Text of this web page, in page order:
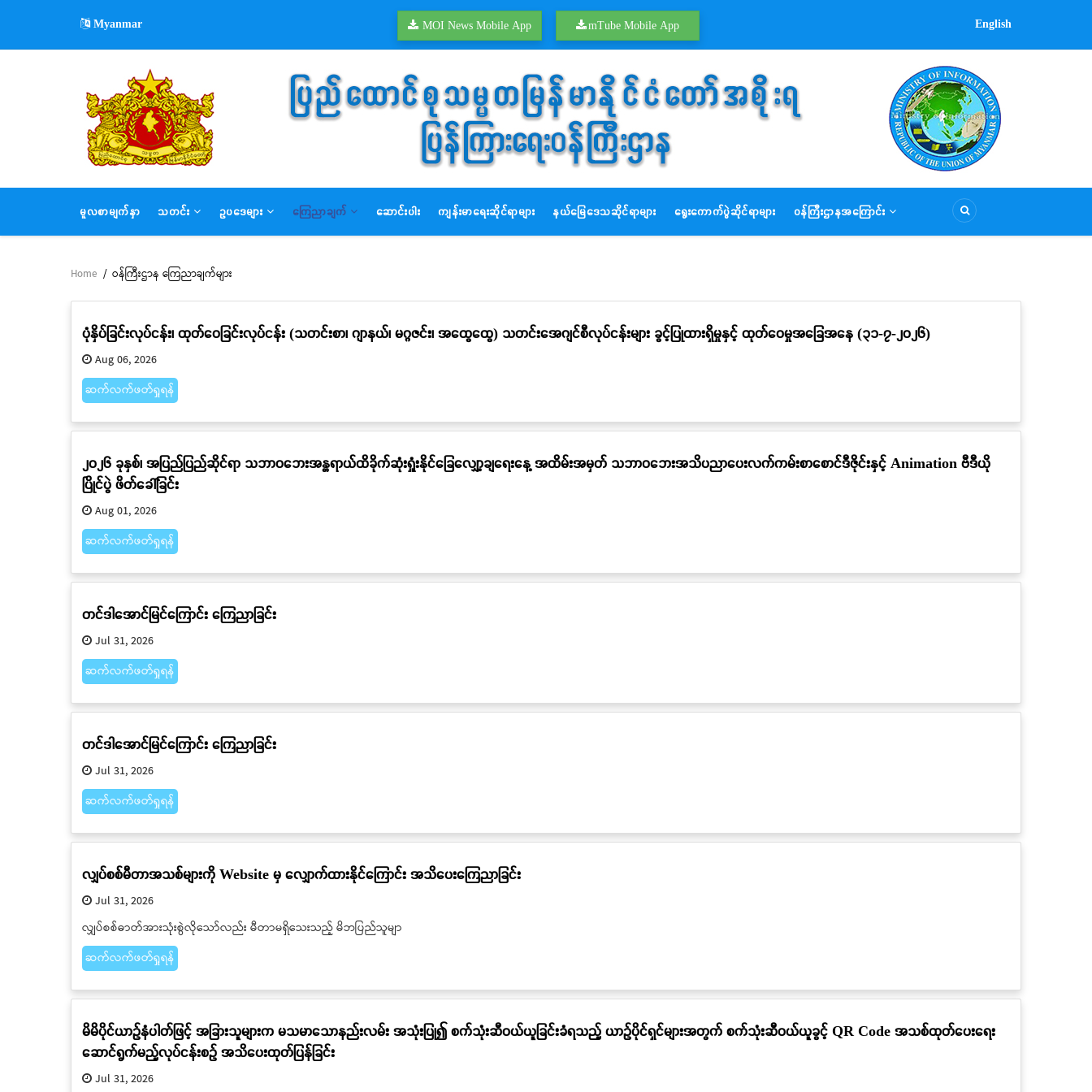
main
Myanmar MOI News Mobile App mTube Mobile App English
MAIN
NAVIGATION
မူလစာမျက်နှာ သတင်း ဥပဒေများ ကြေညာချက် ဆောင်းပါး ကျန်းမာရေးဆိုင်ရာများ နယ်မြေဒေသဆိုင်ရာများ ရွေးကောက်ပွဲဆိုင်ရာများ ဝန်ကြီးဌာနအကြောင်း
Breadcrumb
Home / ဝန်ကြီးဌာန ကြေညာချက်များ
ပုံနှိပ်ခြင်းလုပ်ငန်း၊ ထုတ်ဝေခြင်းလုပ်ငန်း (သတင်းစာ၊ ဂျာနယ်၊ မဂ္ဂဇင်း၊ အထွေထွေ) သတင်းအေဂျင်စီလုပ်ငန်းများ ခွင့်ပြုထားရှိမှုနှင့် ထုတ်ဝေမှုအခြေအနေ (၃၁-၇-၂ဝ၂၆)
Aug 06, 2026
ဆက်လက်ဖတ်ရှုရန်
၂ဝ၂၆ ခုနှစ်၊ အပြည်ပြည်ဆိုင်ရာ သဘာဝဘေးအန္တရာယ်ထိခိုက်ဆုံးရှုံးနိုင်ခြေလျှော့ချရေးနေ့ အထိမ်းအမှတ် သဘာဝဘေးအသိပညာပေးလက်ကမ်းစာစောင်ဒီဇိုင်းနှင့် Animation ဗီဒီယို
ပြိုင်ပွဲ ဖိတ်ခေါ်ခြင်း
Aug 01, 2026
ဆက်လက်ဖတ်ရှုရန်
တင်ဒါအောင်မြင်ကြောင်း ကြေညာခြင်း
Jul 31, 2026
ဆက်လက်ဖတ်ရှုရန်
တင်ဒါအောင်မြင်ကြောင်း ကြေညာခြင်း
Jul 31, 2026
ဆက်လက်ဖတ်ရှုရန်
လျှပ်စစ်မီတာအသစ်များကို Website မှ လျှောက်ထားနိုင်ကြောင်း အသိပေးကြေညာခြင်း
Jul 31, 2026
လျှပ်စစ်ဓာတ်အားသုံးစွဲလိုသော်လည်း မီတာမရှိသေးသည့် မိဘပြည်သူမျာ
ဆက်လက်ဖတ်ရှုရန်
မိမိပိုင်ယာဉ်နံပါတ်ဖြင့် အခြားသူများက မသမာသောနည်းလမ်း အသုံးပြု၍ စက်သုံးဆီဝယ်ယူခြင်းခံရသည့် ယာဉ်ပိုင်ရှင်များအတွက် စက်သုံးဆီဝယ်ယူခွင့် QR Code အသစ်ထုတ်ပေးရေး
ဆောင်ရွက်မည့်လုပ်ငန်းစဉ် အသိပေးထုတ်ပြန်ခြင်း
Jul 31, 2026